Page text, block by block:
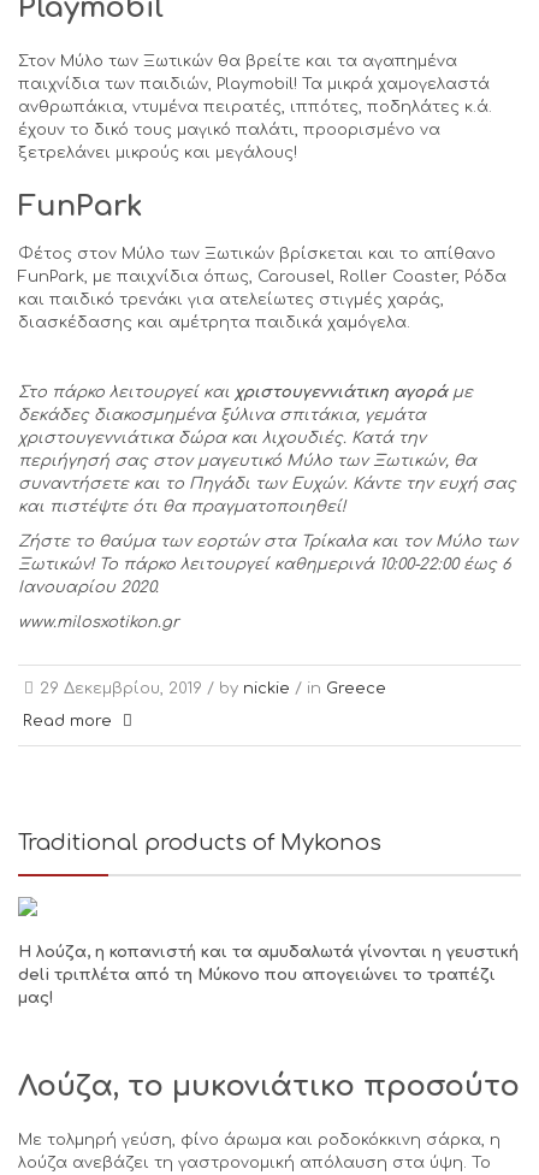
Playmobil
Στον Μύλο των Ξωτικών θα βρείτε και τα αγαπημένα
παιχνίδια των παιδιών, Playmobil! Τα μικρά χαμογελαστά
ανθρωπάκια, ντυμένα πειρατές, ιππότες, ποδηλάτες κ.ά.
έχουν το δικό τους μαγικό παλάτι, προορισμένο να
ξετρελάνει μικρούς και μεγάλους!
FunPark
Φέτος στον Μύλο των Ξωτικών βρίσκεται και το απίθανο
FunPark, με παιχνίδια όπως, Carousel, Roller Coaster, Ρόδα
και παιδικό τρενάκι για ατελείωτες στιγμές χαράς,
διασκέδασης και αμέτρητα παιδικά χαμόγελα.
Στο πάρκο λειτουργεί και χριστουγεννιάτικη αγορά με
δεκάδες διακοσμημένα ξύλινα σπιτάκια, γεμάτα
χριστουγεννιάτικα δώρα και λιχουδιές. Κατά την
περιήγησή σας στον μαγευτικό Μύλο των Ξωτικών, θα
συναντήσετε και το Πηγάδι των Ευχών. Κάντε την ευχή σας
και πιστέψτε ότι θα πραγματοποιηθεί!
Ζήστε το θαύμα των εορτών στα Τρίκαλα και τον Μύλο των
Ξωτικών! Το πάρκο λειτουργεί καθημερινά 10:00-22:00 έως 6
Ιανουαρίου 2020.
www.milosxotikon.gr
29 Δεκεμβρίου, 2019 / by nickie / in Greece
Read more
Traditional products of Mykonos
Η λούζα, η κοπανιστή και τα αμυδαλωτά γίνονται η γευστική
deli τριπλέτα από τη Μύκονο που απογειώνει το τραπέζι
μας!
Λούζα, το μυκονιάτικο προσούτο
Με τολμηρή γεύση, φίνο άρωμα και ροδοκόκκινη σάρκα, η
λούζα ανεβάζει τη γαστρονομική απόλαυση στα ύψη. Το